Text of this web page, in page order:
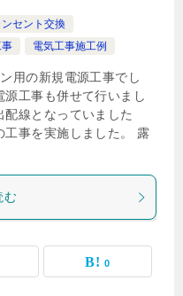
セント交換
電気工事施工例
用の新規電源工事でし
工事も併せて行いまし
線となっていました
工事を実施しました。 露
む
0